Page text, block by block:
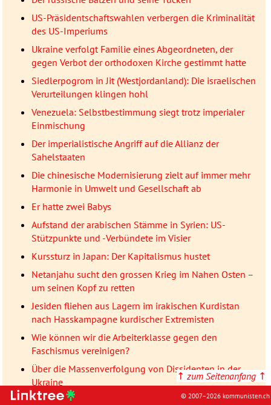
US-Präsidentschaftswahlen verbergen die Kriminalität
des US-Imperiums
Ukraine verfolgt Familie eines Abgeordneten, der
gegen Verbot der orthodoxen Kirche gestimmt hatte
Siedlerpogrom in Jit (Westjordanland): Die israelischen
Verurteilungen klingen hohl
Venezuela: Selbstbestimmung siegt trotz imperialer
Einmischung
Der imperialistische Angriff auf die Allianz der
Sahelstaaten
Die chinesische Modernisierung zielt auf immer mehr
Harmonie in Umwelt und Gesellschaft ab
Er hatte zwei Babys
Aufstand der arabischen Stämme in Syrien: US-
Stützpunkte und -Verbündete im Visier
Kurssturz in Japan: Der Kapitalismus hustet
Netanjahu sucht den grossen Krieg im Nahen Osten –
um seinen Kopf zu retten
Jesiden fliehen aus Lagern im irakischen Kurdistan
nach Hasskampagne kurdischer Extremisten
Wie können wir die Arbeiterklasse gegen den
Faschismus vereinigen?
Über die Massenverfolgung von Dissidenten in der
Ukraine
Venezuela: Präsident Maduro trotz US-organisiertem
↑ zum Seitenanfang ↑
© 2007–2026 kommunisten.ch